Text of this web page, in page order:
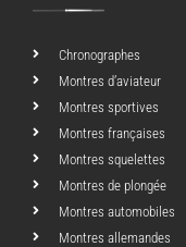
Chronographes
Montres d’aviateur
Montres sportives
Montres françaises
Montres squelettes
Montres de plongée
Montres automobiles
Montres allemandes